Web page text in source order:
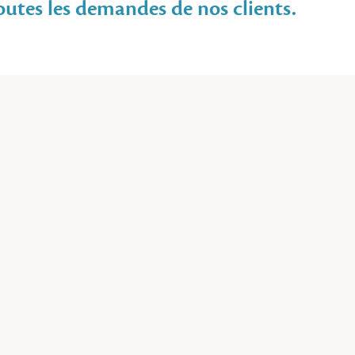
les demandes de nos clients.